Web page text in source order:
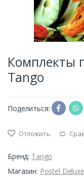
Комплекты
Tango
Поделиться:
Отложить
Бренд: Tango
Магазин: Postel Deluxe